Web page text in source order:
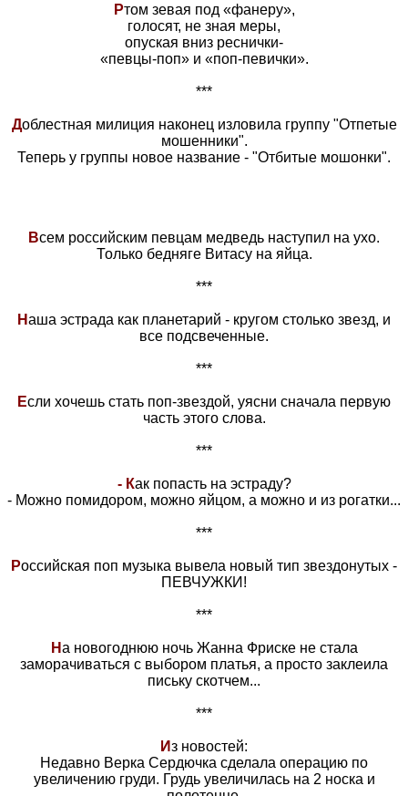
Ртом зевая под «фанеру»,
голосят, не зная меры,
опуская вниз реснички-
«певцы-поп» и «поп-певички».
***
Доблестная милиция наконец изловила группу "Отпетые
мошенники".
Теперь у группы новое название - "Отбитые мошонки".
Всем российским певцам медведь наступил на ухо.
Только бедняге Витасу на яйца.
***
Наша эстрада как планетарий - кругом столько звезд, и
все подсвеченные.
***
Если хочешь стать поп-звездой, уясни сначала первую
часть этого слова.
***
- Как попасть на эстраду?
- Можно помидором, можно яйцом, а можно и из рогатки...
***
Российская поп музыка вывела новый тип звездонутых -
ПЕВЧУЖКИ!
***
На новогоднюю ночь Жанна Фриске не стала
заморачиваться с выбором платья, а просто заклеила
письку скотчем...
***
Из новостей:
Недавно Верка Сердючка сделала операцию по
увеличению груди. Грудь увеличилась на 2 носка и